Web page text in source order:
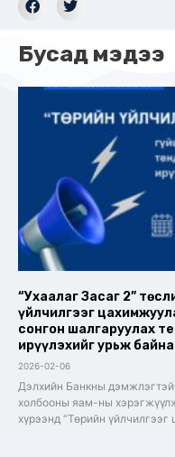
Бусад мэдээ
“Ухаалаг Засаг 2”
үйлчилгээг
сонгон шалгаруулах
ирүүлэхийг урьж байна
2026-02-06
Дэлхийн Банкны
холбооны яам-ны
хүрээнд “Төрийн